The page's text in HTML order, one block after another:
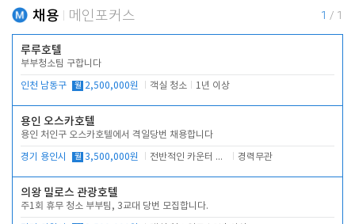
채용 메인포커스 1 / 1
루루호텔
부부청소팀 구합니다
인천 남동구 월 2,500,000원 객실 청소 1년 이상
용인 오스카호텔
용인 처인구 오스카호텔에서 격일당번 채용합니다
경기 용인시 월 3,500,000원 전반적인 카운터 업무 경력무관
의왕 밀로스 관광호텔
주1회 휴무 청소 부부팀, 3교대 당번 모집합니다.